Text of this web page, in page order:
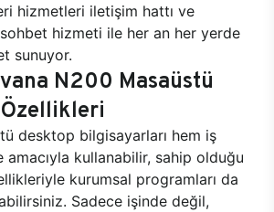
hizmetleri iletişim hattı ve
hizmeti ile her an her yerde
sunuyor.
N200 Masaüstü
desktop bilgisayarları hem iş
amacıyla kullanabilir, sahip olduğu
kurumsal programları da
Sadece işinde değil,